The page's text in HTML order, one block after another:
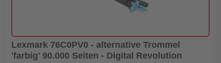
Lexmark 76C0PV0 - alternative Trommel
'farbig' 90.000 Seiten - Digital Revolution